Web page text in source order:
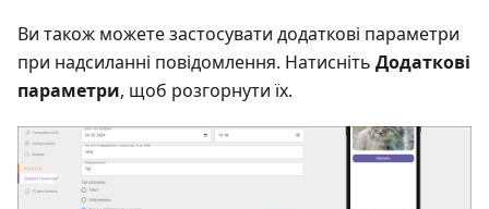
Ви також можете застосувати додаткові параметри
при надсиланні повідомлення. Натисніть Додаткові
параметри, щоб розгорнути їх.